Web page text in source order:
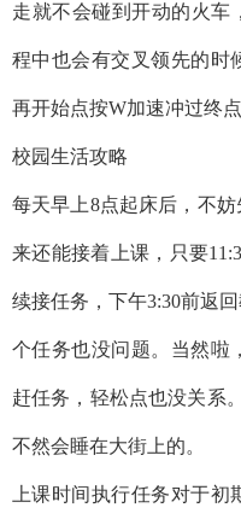
走就不会碰到开动的火车
程中也会有交叉领先的时
再开始点按W加速冲过终点
校园生活攻略
每天早上8点起床后，不
来还能接着上课，只要
续接任务，下午3:30前返
个任务也没问题。当然啦
赶任务，轻松点也没关系
不然会睡在大街上的。
上课时间执行任务对于